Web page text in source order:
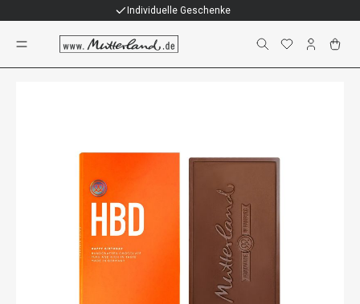
Individuelle Geschenke